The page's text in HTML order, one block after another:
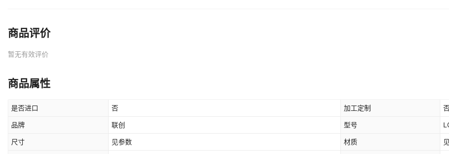
商品评价
暂无有效评价
商品属性
是否进口 否 加工定制
品牌 联创 型号
尺寸 见参数 材质